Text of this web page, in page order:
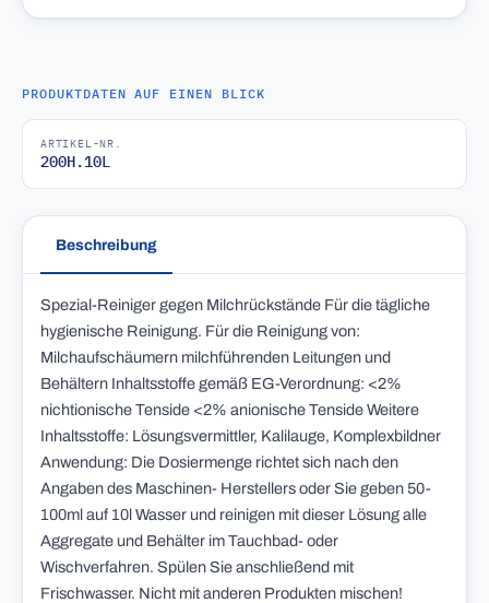
PRODUKTDATEN AUF EINEN BLICK
ARTIKEL-NR.
200H.10L
Beschreibung
Spezial-Reiniger gegen Milchrückstände Für die tägliche
hygienische Reinigung. Für die Reinigung von:
Milchaufschäumern milchführenden Leitungen und
Behältern Inhaltsstoffe gemäß EG-Verordnung: <2%
nichtionische Tenside <2% anionische Tenside Weitere
Inhaltsstoffe: Lösungsvermittler, Kalilauge, Komplexbildner
Anwendung: Die Dosiermenge richtet sich nach den
Angaben des Maschinen- Herstellers oder Sie geben 50-
100ml auf 10l Wasser und reinigen mit dieser Lösung alle
Aggregate und Behälter im Tauchbad- oder
Wischverfahren. Spülen Sie anschließend mit
Frischwasser. Nicht mit anderen Produkten mischen!